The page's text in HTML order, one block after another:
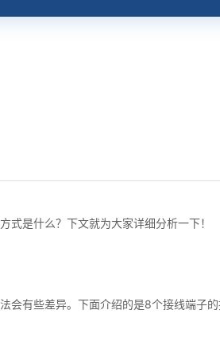
式是什么？下文就为大家详细分析一下！
会有些差异。下面介绍的是8个接线端子的